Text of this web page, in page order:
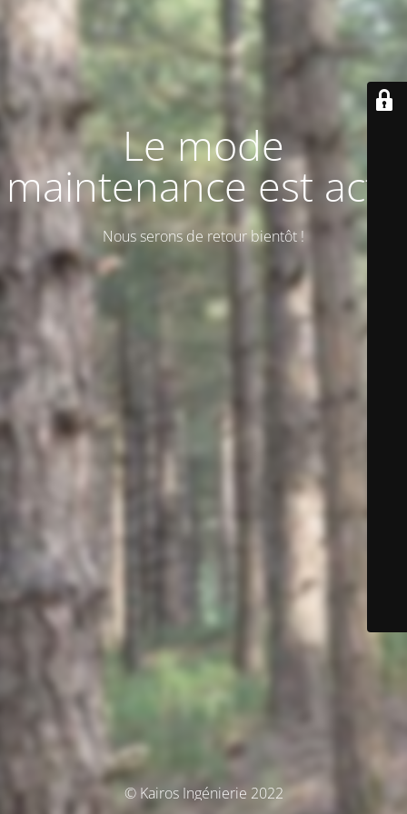
Le mode
maintenance est actif
Nous serons de retour bientôt !
© Kairos Ingénierie 2022